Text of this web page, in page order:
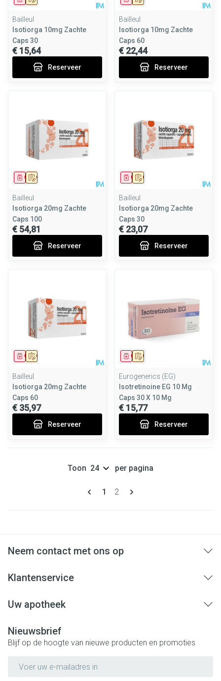
Bailleul
Isotiorga 10mg Zachte
Caps 30
€ 15,64
Reserveer
Bailleul
Isotiorga 10mg Zachte
Caps 60
€ 22,44
Reserveer
Op voorschrift
Geneesmiddel
Bailleul
Isotiorga 20mg Zachte
Caps 100
€ 54,81
Reserveer
Op voorschrift
Geneesmiddel
Bailleul
Isotiorga 20mg Zachte
Caps 30
€ 23,07
Reserveer
Op voorschrift
Geneesmiddel
Bailleul
Isotiorga 20mg Zachte
Caps 60
€ 35,97
Reserveer
Op voorschrift
Geneesmiddel
Eurogenerics (EG)
Isotretinoine EG 10 Mg
Caps 30 X 10 Mg
€ 15,77
Reserveer
Pagina's
U lees momenteel pagina
1 Pagina
2
Toon per pagina
Neem contact met ons op
Klantenservice
Uw apotheek
Nieuwsbrief
Blijf op de hoogte van nieuwe producten en promoties